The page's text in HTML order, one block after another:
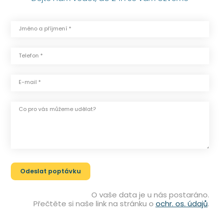
Jméno a příjmení *
Telefon *
E-mail *
Co pro vás můžeme udělat?
O vaše data je u nás postaráno.
Přečtěte si naše link na stránku o ochr. os. údajů.